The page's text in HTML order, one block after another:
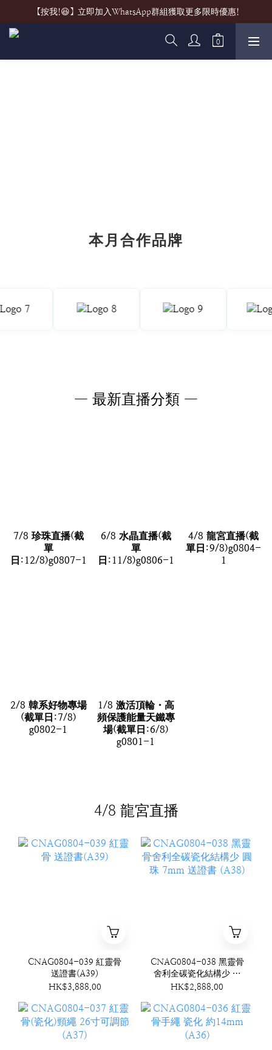
【按我!😆】立即加入WhatsApp群組獲取更多限時優惠!
本月合作品牌
— 最新直播分類 —
7/8 珍珠直播(截
單
日:12/8)g0807-1
6/8 水晶直播(截
單
日:11/8)g0806-1
4/8 龍宮直播(截
單日:9/8)g0804-
1
2/8 韓系好物專場
(截單日:7/8)
g0802-1
1/8 激活頂輪・高
頻保護能量天鐵專
場(截單日:6/8)
g0801-1
4/8 龍宮直播
CNAG0804-039 紅靈骨
送證書(A39)
HK$3,888.00
CNAG0804-038 黑靈骨
舍利全碳瓷化結構少 圓
珠 7mm 送證書 (A38)
HK$2,888.00